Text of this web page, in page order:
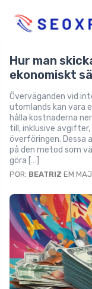
Hur man
ekonomiskt
Överväganden vid
utomlands kan vara
hålla kostnaderna
till, inklusive
överföringen. Dessa
på den metod som
göra […]
POR: BEATRIZ EM